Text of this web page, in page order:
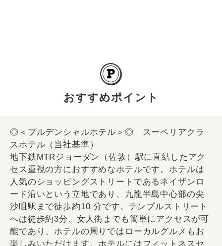
おすすめポイント
◎＜プルデンシャルホテル＞◎ スーペリアクラ
スホテル（当社基準）
地下鉄MTRジョーダン（佐敦）駅に直結したアク
セス重視の方におすすめなホテルです。ホテルは
人気のショッピングストリートであるネイザンロ
ード沿いという立地であり、九龍半島中心部の尖
沙咀駅まで徒歩約10 分です。テンプルストリート
へは徒歩約3分、女人街までも簡単にアクセスが可
能であり、ホテルの周りではローカルグルメもお
楽しみいただけます。ホテルにはフィットネスセ